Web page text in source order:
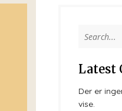
Latest
Der er
vise.